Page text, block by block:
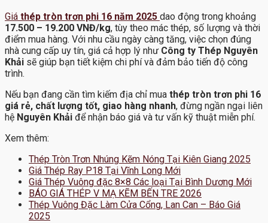
Giá thép tròn trơn phi 16 năm 2025 dao động trong khoảng
17.500 – 19.200 VNĐ/kg, tùy theo mác thép, số lượng và thời
điểm mua hàng. Với nhu cầu ngày càng tăng, việc chọn đúng
nhà cung cấp uy tín, giá cả hợp lý như Công ty Thép Nguyên
Khải sẽ giúp bạn tiết kiệm chi phí và đảm bảo tiến độ công
trình.
Nếu bạn đang cần tìm kiếm địa chỉ mua thép tròn trơn phi 16
giá rẻ, chất lượng tốt, giao hàng nhanh, đừng ngần ngại liên
hệ Nguyên Khải để nhận báo giá và tư vấn kỹ thuật miễn phí.
Xem thêm:
Thép Tròn Trơn Nhúng Kẽm Nóng Tại Kiên Giang 2025
Giá Thép Ray P18 Tại Vĩnh Long Mới
Giá Thép Vuông đặc 8×8 Các loại Tại Bình Dương Mới
BÁO GIÁ THÉP V MẠ KẼM BẾN TRE 2026
Thép Vuông Đặc Làm Cửa Cổng, Lan Can – Báo Giá
2025